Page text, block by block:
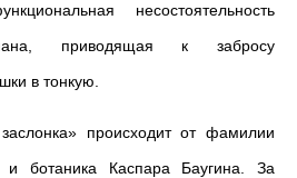
несостоятельность
приводящая к забросу
в тонкую.
происходит от фамилии
и ботаника Каспара Баугина. За